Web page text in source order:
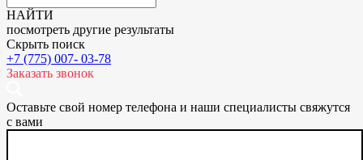
НАЙТИ
посмотреть другие результаты
Скрыть поиск
+7 (775) 007- 03-78
Заказать звонок
Оставьте свой номер телефона и наши специалисты свяжутся
с вами